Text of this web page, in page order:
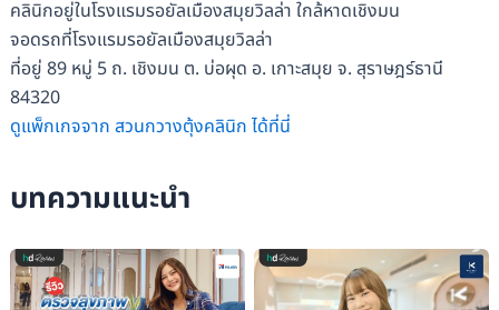
คลินิกอยู่ในโรงแรมรอยัลเมืองสมุยวิลล่า ใกล้หาดเชิงมน
จอดรถที่โรงแรมรอยัลเมืองสมุยวิลล่า
ที่อยู่ 89 หมู่ 5 ถ. เชิงมน ต. บ่อผุด อ. เกาะสมุย จ. สุราษฎร์ธานี
84320
ดูแพ็กเกจจาก สวนกวางตุ้งคลินิก ได้ที่นี่
บทความแนะนำ